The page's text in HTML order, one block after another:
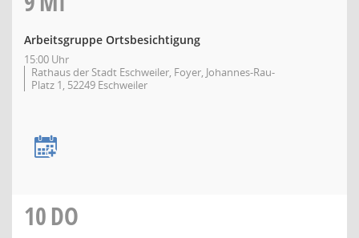
Arbeitsgruppe Ortsbesichtigung
15:00 Uhr
Rathaus der Stadt Eschweiler, Foyer, Johannes-Rau-
Platz 1, 52249 Eschweiler
10DO